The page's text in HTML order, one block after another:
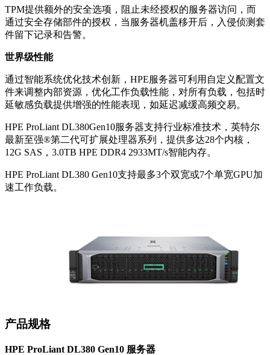
TPM提供额外的安全选项，阻止未经授权的服务器访问，而
通过安全存储部件的授权，当服务器机盖移开后，入侵侦测套
件留下记录和告警。
世界级性能
通过智能系统优化技术创新，HPE服务器可利用自定义配置文
件来调整内部资源，优化工作负载性能，对所有负载，包括时
延敏感负载提供增强的性能表现，如延迟减缓高频交易。
HPE ProLiant DL380Gen10服务器支持行业标准技术，英特尔
最新至强®第二代可扩展处理器系列，提供多达28个内核，
12G SAS，3.0TB HPE DDR4 2933MT/s智能内存。
HPE ProLiant DL380 Gen10支持最多3个双宽或7个单宽GPU加
速工作负载。
产品规格
HPE ProLiant DL380 Gen10 服务器